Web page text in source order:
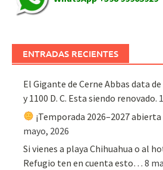
ENTRADAS RECIENTES
El Gigante de Cerne Abbas data
y 1100 D. C. Esta siendo renovado.
¡Temporada 2026–2027
mayo, 2026
Si vienes a playa Chihuahua o al
Refugio ten en cuenta esto… 8